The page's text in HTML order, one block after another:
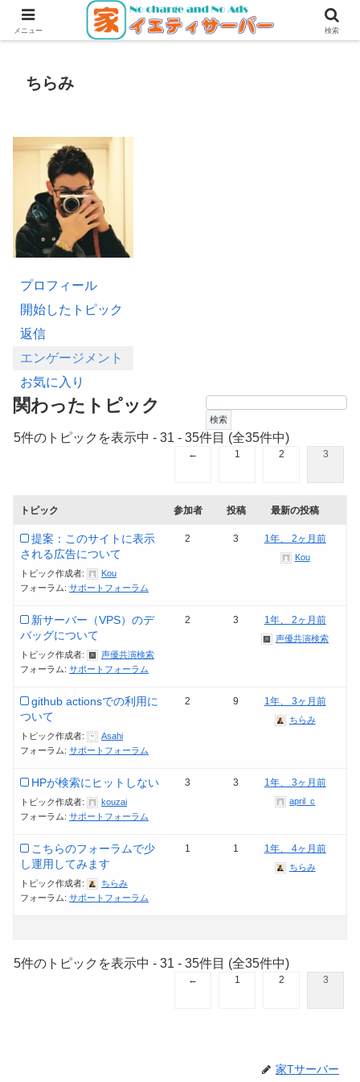
無料・無広告で使えるレンタルサーバー
ちらみ
プロフィール
開始したトピック
返信
エンゲージメント
お気に入り
関わったトピック
5件のトピックを表示中 - 31 - 35件目 (全35件中)
← 1 2 3
トピック 参加者 投稿 最新の投稿
提案：このサイトに表示
される広告について
トピック作成者:
Kou
フォーラム: サポートフォーラム
2 3 1年、 2ヶ月前
Kou
新サーバー（VPS）のデ
バッグについて
トピック作成者:
声優共演検索
フォーラム: サポートフォーラム
2 3 1年、 2ヶ月前
声優共演検索
github actionsでの利用に
ついて
トピック作成者:
Asahi
フォーラム: サポートフォーラム
2 9 1年、 3ヶ月前
ちらみ
HPが検索にヒットしない
トピック作成者:
kouzai
フォーラム: サポートフォーラム
3 3 1年、 3ヶ月前
april_c
こちらのフォーラムで少
し運用してみます
トピック作成者:
ちらみ
フォーラム: サポートフォーラム
1 1 1年、 4ヶ月前
ちらみ
5件のトピックを表示中 - 31 - 35件目 (全35件中)
← 1 2 3
家Tサーバー
メニュー 検索